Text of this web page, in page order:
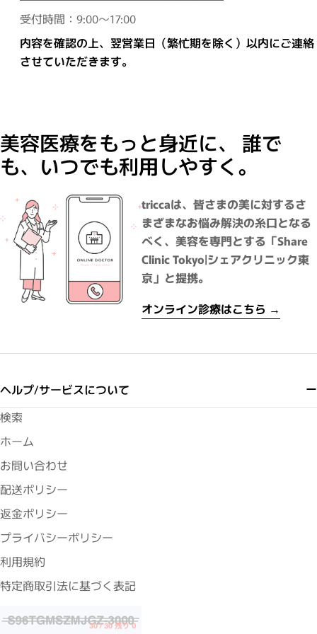
受付時間：9:00～17:00
内容を確認の上、翌営業日（繁忙期を除く）以内にご連絡
させていただきます。
美容医療をもっと身近に、 誰で
も、いつでも利用しやすく。
triccaは、皆さまの美に対するさ
まざまなお悩み解決の糸口となる
べく、美容を専門とする「Share
Clinic Tokyo|シェアクリニック東
京」と提携。
オンライン診療はこちら →
ヘルプ/サービスについて
検索
ホーム
お問い合わせ
配送ポリシー
返金ポリシー
プライバシーポリシー
利用規約
特定商取引法に基づく表記